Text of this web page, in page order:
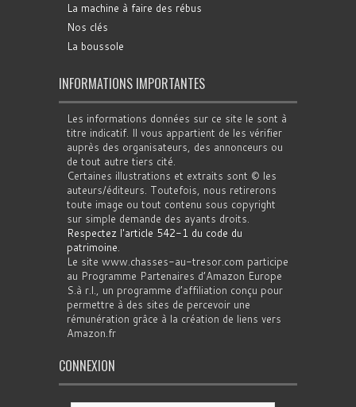
La machine à faire des rébus
Nos clés
La boussole
INFORMATIONS IMPORTANTES
Les informations données sur ce site le sont à
titre indicatif. Il vous appartient de les vérifier
auprès des organisateurs, des annonceurs ou
de tout autre tiers cité.
Certaines illustrations et extraits sont © les
auteurs/éditeurs. Toutefois, nous retirerons
toute image ou tout contenu sous copyright
sur simple demande des ayants droits.
Respectez l'article 542-1 du code du
patrimoine.
Le site www.chasses-au-tresor.com participe
au Programme Partenaires d’Amazon Europe
S.à r.l., un programme d’affiliation conçu pour
permettre à des sites de percevoir une
rémunération grâce à la création de liens vers
Amazon.fr
CONNEXION